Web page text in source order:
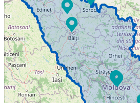
Для
Специалистов